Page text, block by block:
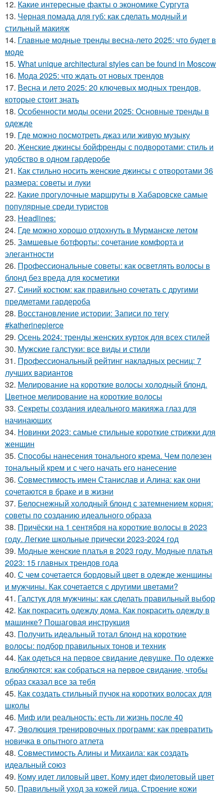
12. Какие интересные факты о экономике Сургута
13. Черная помада для губ: как сделать модный и
стильный макияж
14. Главные модные тренды весна-лето 2025: что будет в
моде
15. What unique architectural styles can be found in Moscow
16. Мода 2025: что ждать от новых трендов
17. Весна и лето 2025: 20 ключевых модных трендов,
которые стоит знать
18. Особенности моды осени 2025: Основные тренды в
одежде
19. Где можно посмотреть джаз или живую музыку
20. Женские джинсы бойфренды с подворотами: стиль и
удобство в одном гардеробе
21. Как стильно носить женские джинсы с отворотами 36
размера: советы и луки
22. Какие прогулочные маршруты в Хабаровске самые
популярные среди туристов
23. Headlines:
24. Где можно хорошо отдохнуть в Мурманске летом
25. Замшевые ботфорты: сочетание комфорта и
элегантности
26. Профессиональные советы: как осветлять волосы в
блонд без вреда для косметики
27. Синий костюм: как правильно сочетать с другими
предметами гардероба
28. Восстановление истории: Записи по тегу
#katherinepierce
29. Осень 2024: тренды женских курток для всех стилей
30. Мужские галстуки: все виды и стили
31. Профессиональный рейтинг накладных ресниц: 7
лучших вариантов
32. Мелирование на короткие волосы холодный блонд.
Цветное мелирование на короткие волосы
33. Секреты создания идеального макияжа глаз для
начинающих
34. Новинки 2023: самые стильные короткие стрижки для
женщин
35. Способы нанесения тонального крема. Чем полезен
тональный крем и с чего начать его нанесение
36. Совместимость имен Станислав и Алина: как они
сочетаются в браке и в жизни
37. Белоснежный холодный блонд с затемнением корня:
советы по созданию идеального образа
38. Причёски на 1 сентября на короткие волосы в 2023
году. Легкие школьные прически 2023-2024 год
39. Модные женские платья в 2023 году. Модные платья
2023: 15 главных трендов года
40. С чем сочетается бордовый цвет в одежде женщины
и мужчины. Как сочетается с другими цветами?
41. Галстук для мужчины: как сделать правильный выбор
42. Как покрасить одежду дома. Как покрасить одежду в
машинке? Пошаговая инструкция
43. Получить идеальный тотал блонд на короткие
волосы: подбор правильных тонов и техник
44. Как одеться на первое свидание девушке. По одежке
влюбляются: как собраться на первое свидание, чтобы
образ сказал все за тебя
45. Как создать стильный пучок на коротких волосах для
школы
46. Миф или реальность: есть ли жизнь после 40
47. Эволюция тренировочных программ: как превратить
новичка в опытного атлета
48. Совместимость Алины и Михаила: как создать
идеальный союз
49. Кому идет лиловый цвет. Кому идет фиолетовый цвет
50. Правильный уход за кожей лица. Строение кожи